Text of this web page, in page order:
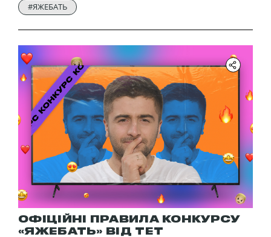
#ЯЖЕБАТЬ
ОФІЦІЙНІ ПРАВИЛА КОНКУРСУ
«ЯЖЕБАТЬ» ВІД ТЕТ